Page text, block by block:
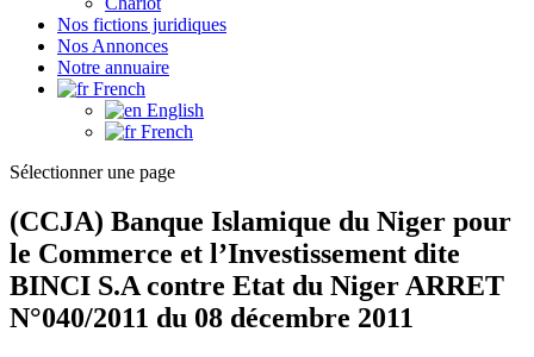
Nos fictions juridiques
Nos Annonces
Notre annuaire
French
English
French
Sélectionner une page
(CCJA) Banque Islamique du Niger pour
le Commerce et l’Investissement dite
BINCI S.A contre Etat du Niger ARRET
N°040/2011 du 08 décembre 2011